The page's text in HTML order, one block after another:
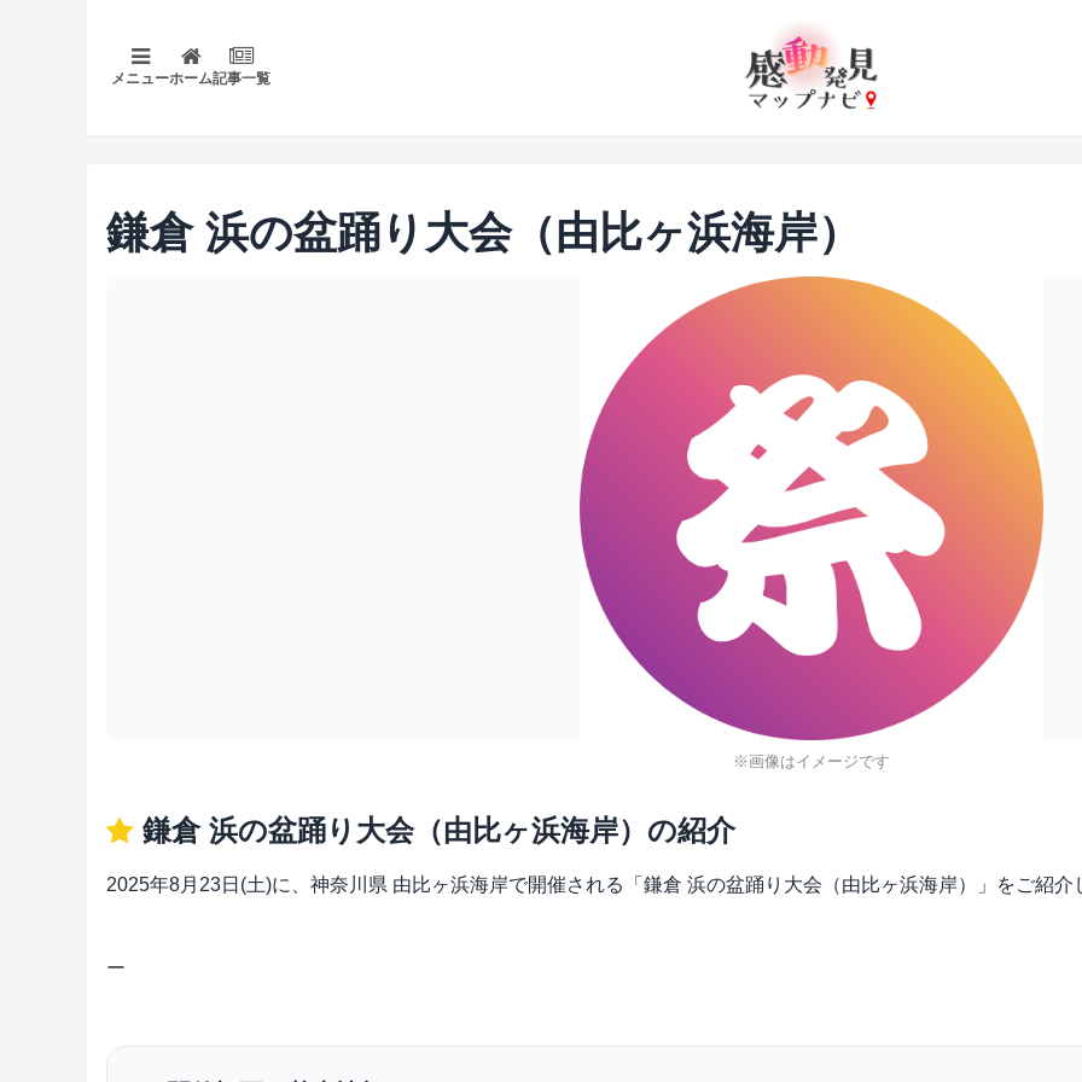
メニューホーム記事一覧
鎌倉 浜の盆踊り大会（由比ヶ浜海岸）
※画像はイメージです
鎌倉 浜の盆踊り大会（由比ヶ浜海岸）の紹介
2025年8月23日(土)に、神奈川県 由比ヶ浜海岸で開催される「鎌倉 浜の盆踊り大会（由比ヶ浜海岸）」をご紹介
ー